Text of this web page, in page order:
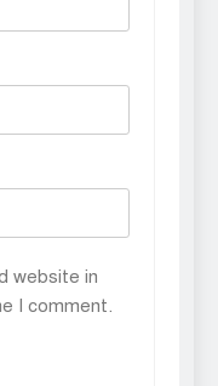
website in
I comment.